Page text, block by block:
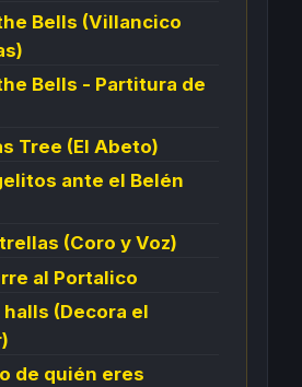
Bells (Villancico
Bells - Partitura de
Tree (El Abeto)
ante el Belén
(Coro y Voz)
al Portalico
(Decora el
de quién eres